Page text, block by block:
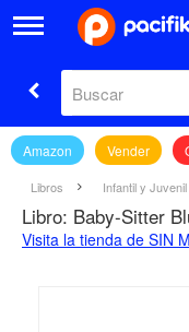
Amazon Vender
Libros Infantil y Juvenil
Libro: Baby-Sitter
Visita la tienda de SIN